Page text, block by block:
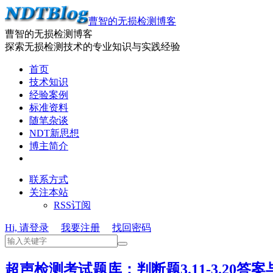
曹智的无损检测博客
曹智的无损检测博客
探索无损检测技术的专业知识与实践经验
首页
技术知识
经验案例
标准资料
随笔杂谈
NDT新思想
博主简介
联系方式
关注本站
RSS订阅
Hi, 请登录 我要注册 找回密码
超声检测考试题库：判断题3.11-3.20答案